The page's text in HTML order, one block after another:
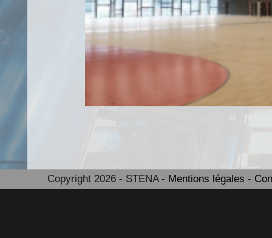
Copyright 2026 - STENA - Mentions légales -